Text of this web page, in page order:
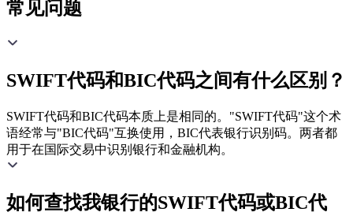
常见问题
SWIFT代码和BIC代码之间有什么区别？
SWIFT代码和BIC代码本质上是相同的。"SWIFT代码"这个术
语经常与"BIC代码"互换使用，BIC代表银行识别码。两者都
用于在国际交易中识别银行和金融机构。
如何查找我银行的SWIFT代码或BIC代